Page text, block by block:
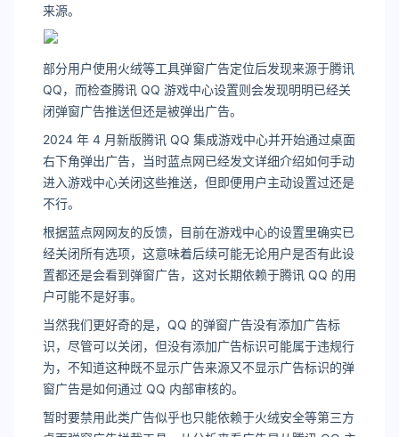
来源。
部分用户使用火绒等工具弹窗广告定位后发现来源于腾讯
QQ，而检查腾讯 QQ 游戏中心设置则会发现明明已经关
闭弹窗广告推送但还是被弹出广告。
2024 年 4 月新版腾讯 QQ 集成游戏中心并开始通过桌面
右下角弹出广告，当时蓝点网已经发文详细介绍如何手动
进入游戏中心关闭这些推送，但即便用户主动设置过还是
不行。
根据蓝点网网友的反馈，目前在游戏中心的设置里确实已
经关闭所有选项，这意味着后续可能无论用户是否有此设
置都还是会看到弹窗广告，这对长期依赖于腾讯 QQ 的用
户可能不是好事。
当然我们更好奇的是，QQ 的弹窗广告没有添加广告标
识，尽管可以关闭，但没有添加广告标识可能属于违规行
为，不知道这种既不显示广告来源又不显示广告标识的弹
窗广告是如何通过 QQ 内部审核的。
暂时要禁用此类广告似乎也只能依赖于火绒安全等第三方